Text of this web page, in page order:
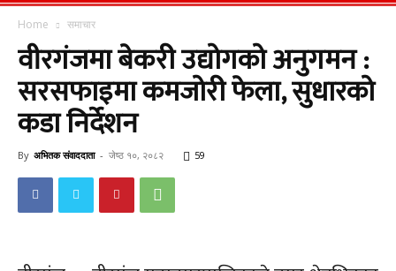
Home
समाचार
वीरगंजमा बेकरी उद्योगको अनुगमन :
सरसफाइमा कमजोरी फेला, सुधारको
कडा निर्देशन
By अभितक संवाददाता - जेष्ठ १०, २०८२ 59